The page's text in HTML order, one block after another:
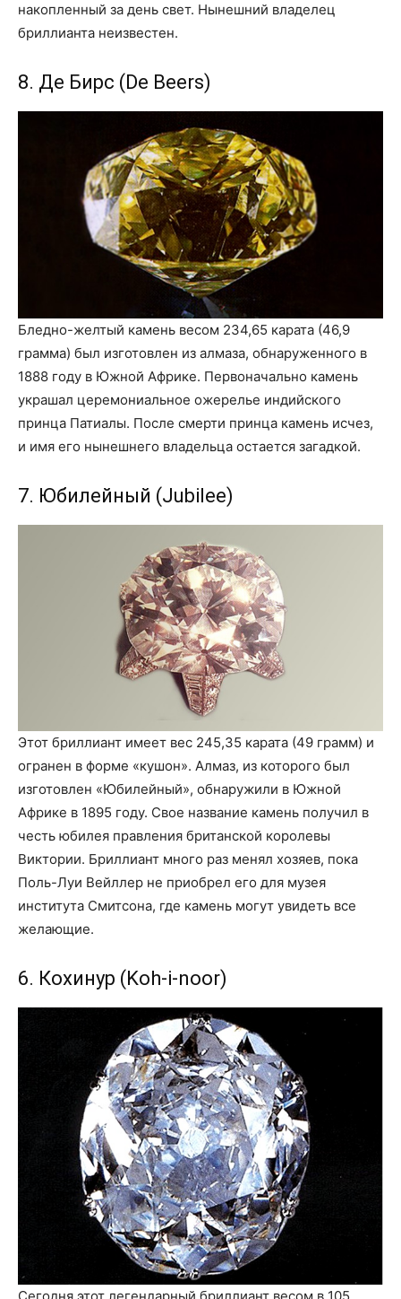
накопленный за день свет. Нынешний владелец
бриллианта неизвестен.
8. Де Бирс (De Beers)
Бледно-желтый камень весом 234,65 карата (46,9
грамма) был изготовлен из алмаза, обнаруженного в
1888 году в Южной Африке. Первоначально камень
украшал церемониальное ожерелье индийского
принца Патиалы. После смерти принца камень исчез,
и имя его нынешнего владельца остается загадкой.
7. Юбилейный (Jubilee)
Этот бриллиант имеет вес 245,35 карата (49 грамм) и
огранен в форме «кушон». Алмаз, из которого был
изготовлен «Юбилейный», обнаружили в Южной
Африке в 1895 году. Свое название камень получил в
честь юбилея правления британской королевы
Виктории. Бриллиант много раз менял хозяев, пока
Поль-Луи Вейллер не приобрел его для музея
института Смитсона, где камень могут увидеть все
желающие.
6. Кохинур (Koh-i-noor)
Сегодня этот легендарный бриллиант весом в 105